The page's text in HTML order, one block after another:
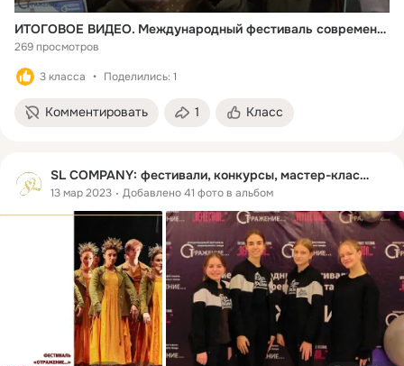
ИТОГОВОЕ ВИДЕО. Международный фестиваль современного танца "Отражение...", Нижний Новгород, 2023
269 просмотров
3 класса Поделились: 1
Комментировать 1 Класс
SL COMPANY: фестивали, конкурсы, мастер-классы
13 мар 2023 Добавлено 41 фото в альбом